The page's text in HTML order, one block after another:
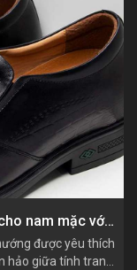
Phong cách smart-casual: Giày lười cho nam mặc với quần Âu như thế nào?
được yêu thích
hảo giữa tính trang